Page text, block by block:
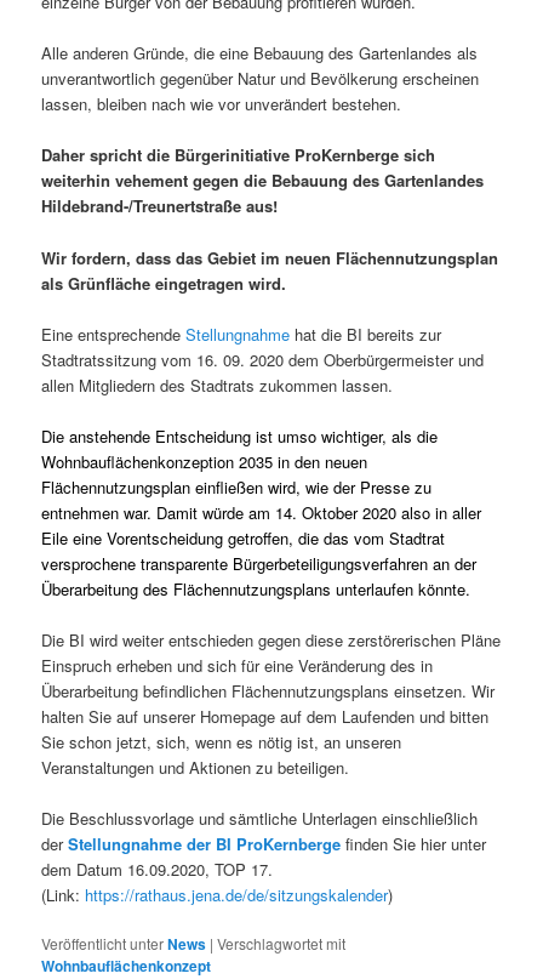
Alle anderen Gründe, die eine Bebauung des Gartenlandes als
unverantwortlich gegenüber Natur und Bevölkerung erscheinen
lassen, bleiben nach wie vor unverändert bestehen.
Daher spricht die Bürgerinitiative ProKernberge sich
weiterhin vehement gegen die Bebauung des Gartenlandes
Hildebrand-/Treunertstraße aus!
Wir fordern, dass das Gebiet im neuen Flächennutzungsplan
als Grünfläche eingetragen wird.
Eine entsprechendeStellungnahme hat die BI bereits zur
Stadtratssitzung vom 16. 09. 2020 dem Oberbürgermeister und
allen Mitgliedern des Stadtrats zukommen lassen.
Die anstehende Entscheidung ist umso wichtiger, als die
Wohnbauflächenkonzeption 2035 in den neuen
Flächennutzungsplan einfließen wird, wie der Presse zu
entnehmen war. Damit würde am 14. Oktober 2020 also in aller
Eile eine Vorentscheidung getroffen, die das vom Stadtrat
versprochene transparente Bürgerbeteiligungsverfahren an der
Überarbeitung des Flächennutzungsplans unterlaufen könnte.
Die BI wird weiter entschieden gegen diese zerstörerischen Pläne
Einspruch erheben und sich für eine Veränderung des in
Überarbeitung befindlichen Flächennutzungsplans einsetzen. Wir
halten Sie auf unserer Homepage auf dem Laufenden und bitten
Sie schon jetzt, sich, wenn es nötig ist, an unseren
Veranstaltungen und Aktionen zu beteiligen.
Die Beschlussvorlage und sämtliche Unterlagen einschließlich
derStellungnahme der BI ProKernberge finden Sie hier unter
dem Datum 16.09.2020, TOP 17.
(Link: https://rathaus.jena.de/de/sitzungskalender)
Veröffentlicht unterNews |Verschlagwortet mit
Wohnbauflächenkonzept